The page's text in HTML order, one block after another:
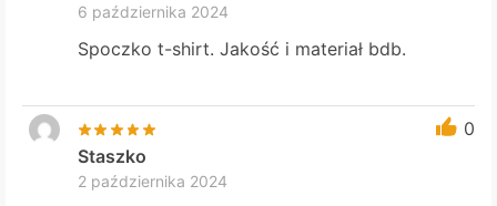
6 października 2024
Spoczko t-shirt. Jakość i materiał bdb.
0
Staszko
2 października 2024